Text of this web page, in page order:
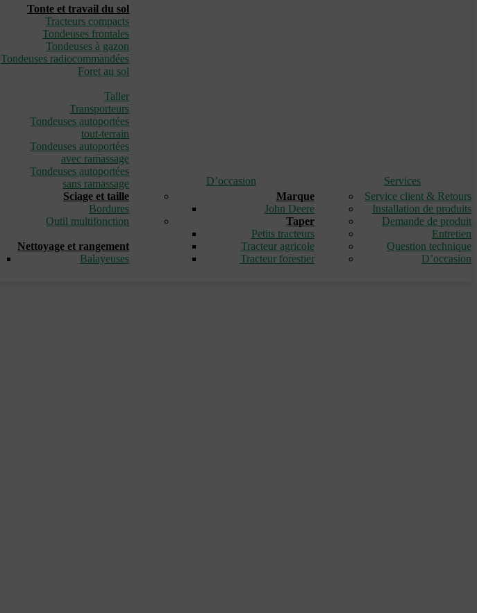
Tonte et travail du sol
Tracteurs compacts
Tondeuses frontales
Tondeuses à gazon
Tondeuses radiocommandées
Foret au sol
Taller
Transporteurs
Tondeuses autoportées
tout-terrain
Tondeuses autoportées
avec ramassage
Tondeuses autoportées
sans ramassage
Sciage et taille
Bordures
Outil multifonction
Nettoyage et rangement
Balayeuses
D’occasion
Marque
John Deere
Taper
Petits tracteurs
Tracteur agricole
Tracteur forestier
Services
Service client & Retours
Installation de produits
Demande de produit
Entretien
Question technique
D’occasion